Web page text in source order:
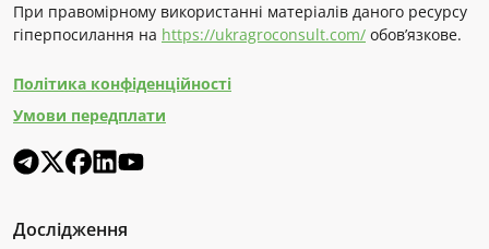
При правомірному використанні матеріалів даного ресурсу
гіперпосилання на https://ukragroconsult.com/ обов’язкове.
Політика конфіденційності
Умови передплати
Дослідження